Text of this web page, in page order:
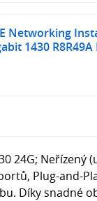
Networking
1430 R8R49A
24G; Neřízený
Plug-and-
Díky snadné